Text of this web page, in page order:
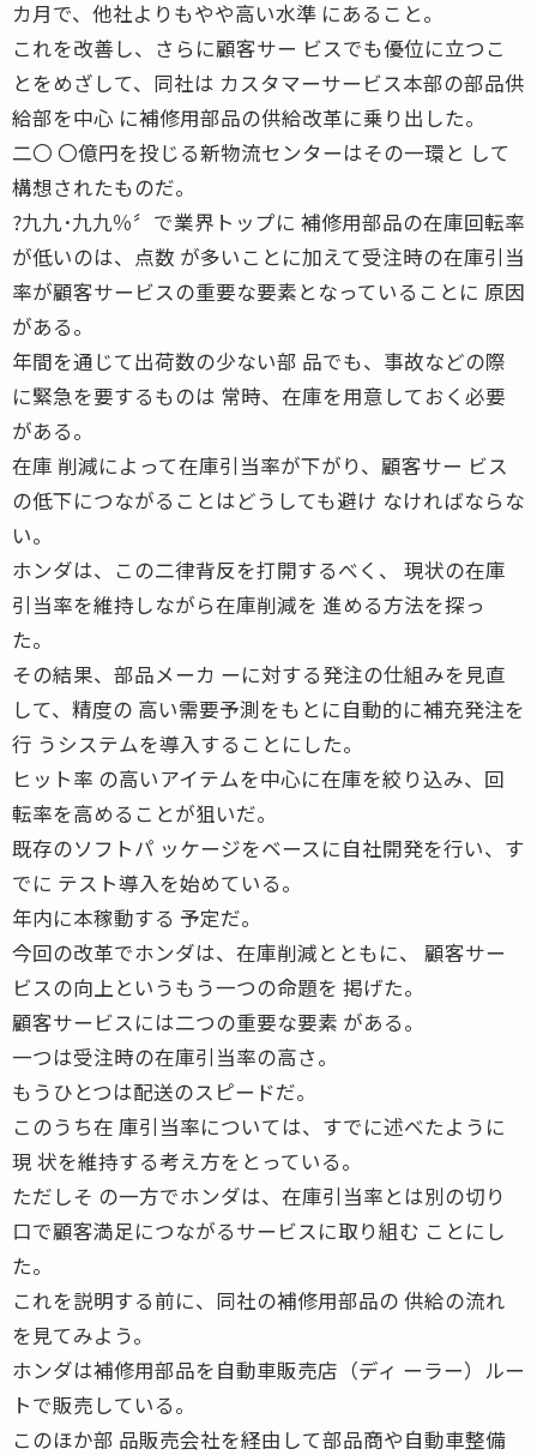
カ月で、他社よりもやや高い水準 にあること。
これを改善し、さらに顧客サー ビスでも優位に立つこ
とをめざして、同社は カスタマーサービス本部の部品供
給部を中心 に補修用部品の供給改革に乗り出した。
二〇 〇億円を投じる新物流センターはその一環と して
構想されたものだ。
?九九･九九％〞で業界トップに 補修用部品の在庫回転率
が低いのは、点数 が多いことに加えて受注時の在庫引当
率が顧客サービスの重要な要素となっていることに 原因
がある。
年間を通じて出荷数の少ない部 品でも、事故などの際
に緊急を要するものは 常時、在庫を用意しておく必要
がある。
在庫 削減によって在庫引当率が下がり、顧客サー ビス
の低下につながることはどうしても避け なければならな
い。
ホンダは、この二律背反を打開するべく、 現状の在庫
引当率を維持しながら在庫削減を 進める方法を探っ
た。
その結果、部品メーカ ーに対する発注の仕組みを見直
して、精度の 高い需要予測をもとに自動的に補充発注を
行 うシステムを導入することにした。
ヒット率 の高いアイテムを中心に在庫を絞り込み、回
転率を高めることが狙いだ。
既存のソフトパ ッケージをベースに自社開発を行い、す
でに テスト導入を始めている。
年内に本稼動する 予定だ。
今回の改革でホンダは、在庫削減とともに、 顧客サー
ビスの向上というもう一つの命題を 掲げた。
顧客サービスには二つの重要な要素 がある。
一つは受注時の在庫引当率の高さ。
もうひとつは配送のスピードだ。
このうち在 庫引当率については、すでに述べたように
現 状を維持する考え方をとっている。
ただしそ の一方でホンダは、在庫引当率とは別の切り
口で顧客満足につながるサービスに取り組む ことにし
た。
これを説明する前に、同社の補修用部品の 供給の流れ
を見てみよう。
ホンダは補修用部品を自動車販売店（ディ ーラー）ルー
トで販売している。
このほか部 品販売会社を経由して部品商や自動車整備